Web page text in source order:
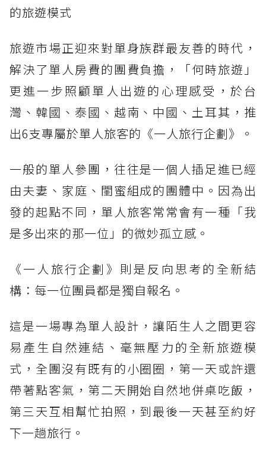
的旅遊模式
旅遊市場正迎來對單身族群最友善的時代，
解決了單人房費的團費負擔，「何時旅遊」
更進一步照顧單人出遊的心理感受，於台
灣、韓國、泰國、越南、中國、土耳其，推
出6支專屬於單人旅客的《一人旅行企劃》。
一般的單人參團，往往是一個人插足進已經
由夫妻、家庭、閨蜜組成的團體中。因為出
發的起點不同，單人旅客常常會有一種「我
是多出來的那一位」的微妙孤立感。
《一人旅行企劃》則是反向思考的全新結
構：每一位團員都是獨自報名。
這是一場專為單人設計，讓陌生人之間更容
易產生自然連結、毫無壓力的全新旅遊模
式，全團沒有既有的小圈圈，第一天或許還
帶著點客氣，第二天開始自然地併桌吃飯，
第三天互相幫忙拍照，到最後一天甚至約好
下一趟旅行。